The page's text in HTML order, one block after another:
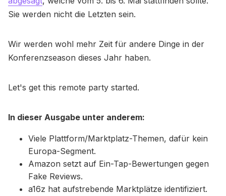
Sie werden nicht die Letzten sein.
Wir werden wohl mehr Zeit für andere Dinge in der
Konferenzseason dieses Jahr haben.
Let's get this remote party started.
In dieser Ausgabe unter anderem:
Viele Plattform/Marktplatz-Themen, dafür kein
Europa-Segment.
Amazon setzt auf Ein-Tap-Bewertungen gegen
Fake Reviews.
a16z hat aufstrebende Marktplätze identifiziert.